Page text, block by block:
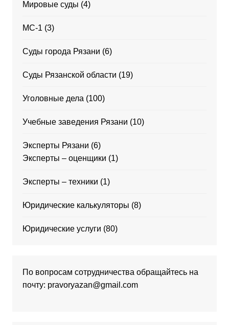
Мировые суды (4)
МС-1 (3)
Суды города Рязани (6)
Суды Рязанской области (19)
Уголовные дела (100)
Учебные заведения Рязани (10)
Эксперты Рязани (6)
Эксперты – оценщики (1)
Эксперты – техники (1)
Юридические калькуляторы (8)
Юридические услуги (80)
По вопросам сотрудничества обращайтесь на
почту: pravoryazan@gmail.com